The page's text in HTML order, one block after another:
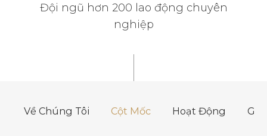
Đội ngũ hơn 200 lao động chuyên
nghiệp
Về Chúng Tôi Cột Mốc Hoạt Động Giá